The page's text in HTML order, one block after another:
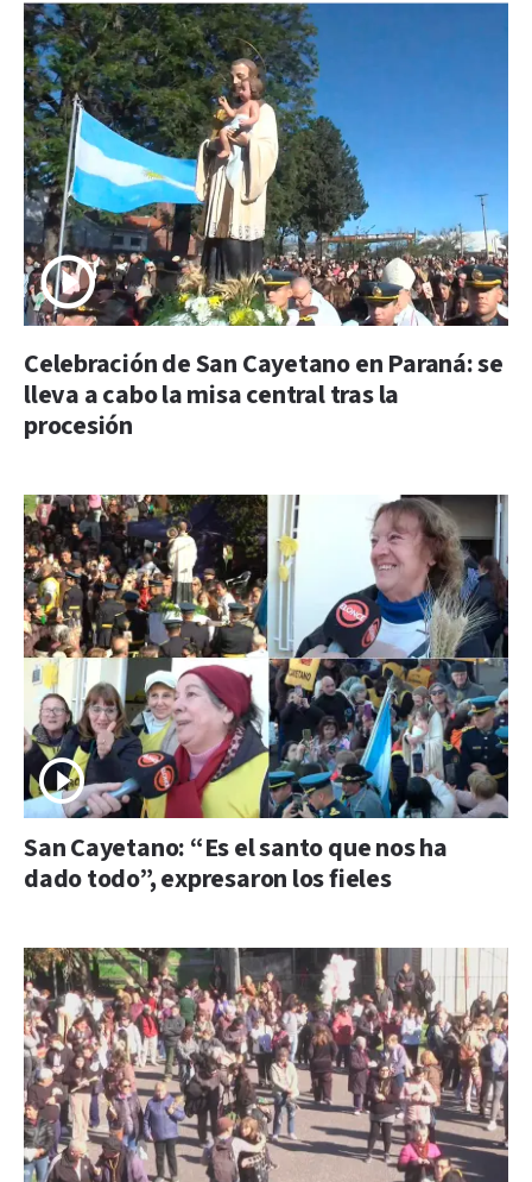
Celebración de San Cayetano en Paraná: se
lleva a cabo la misa central tras la
procesión
San Cayetano: “Es el santo que nos ha
dado todo”, expresaron los fieles